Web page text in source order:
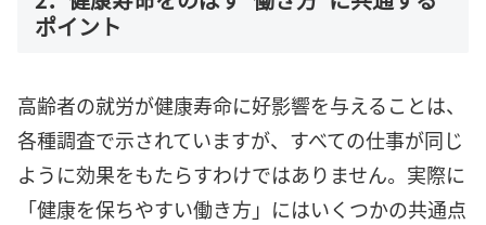
ポイント
高齢者の就労が健康寿命に好影響を与えることは、
各種調査で示されていますが、すべての仕事が同じ
ように効果をもたらすわけではありません。実際に
「健康を保ちやすい働き方」にはいくつかの共通点